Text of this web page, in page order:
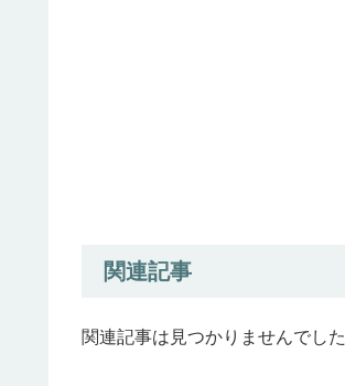
関連記事
関連記事は見つかりませんでした